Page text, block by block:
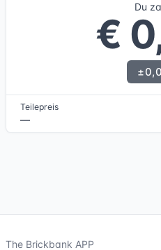
Du
€
Teilepreis
—
The Brickbank APP